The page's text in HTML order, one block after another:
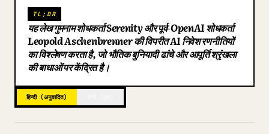
अपडेट
TL;DR
यह लेख गुमनाम शोधकर्ता Serenity और पूर्व-OpenAI शोधकर्ता
Leopold Aschenbrenner की विपरीत AI निवेश रणनीतियों
का विश्लेषण करता है, जो भौतिक बुनियादी ढांचे और आपूर्ति श्रृंखला
की बाधाओं पर केंद्रित है।
हिन्दी (अनुवादित)